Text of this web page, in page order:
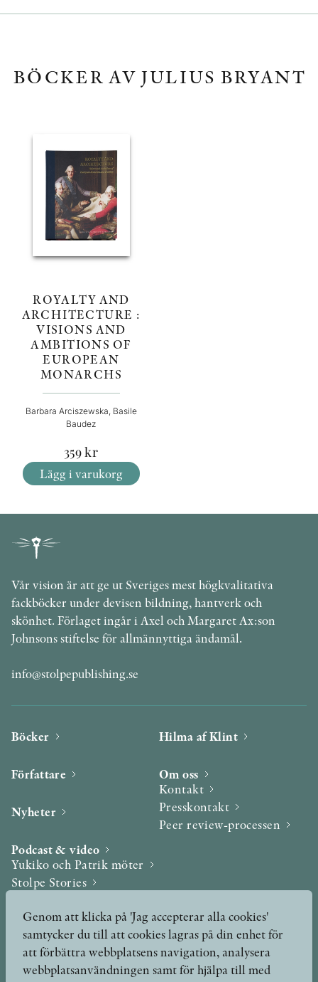
BÖCKER AV JULIUS BRYANT
ROYALTY AND
ARCHITECTURE :
VISIONS AND
AMBITIONS OF
EUROPEAN
MONARCHS
Barbara Arciszewska, Basile
Baudez
359kr
Lägg i varukorg
Vår vision är att ge ut Sveriges mest högkvalitativa
fackböcker under devisen bildning, hantverk och
skönhet. Förlaget ingår i Axel och Margaret Ax:son
Johnsons stiftelse för allmännyttiga ändamål.
info@stolpepublishing.se
Böcker
Författare
Nyheter
Podcast & video
Yukiko och Patrik möter
Stolpe Stories
Utmärkelser & Format
Utmärkelser
Övriga format
Hilma af Klint
Om oss
Kontakt
Presskontakt
Peer review-processen
Genom att klicka på 'Jag accepterar alla cookies'
samtycker du till att cookies lagras på din enhet för
att förbättra webbplatsens navigation, analysera
webbplatsanvändningen samt för hjälpa till med